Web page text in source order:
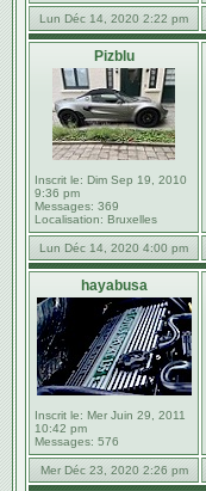
Lun Déc 14, 2020 2:22 pm
Pizblu
Inscrit le: Dim Sep 19, 2010
9:36 pm
Messages: 369
Localisation: Bruxelles
Lun Déc 14, 2020 4:00 pm
hayabusa
Inscrit le: Mer Juin 29, 2011
10:42 pm
Messages: 576
Mer Déc 23, 2020 2:26 pm